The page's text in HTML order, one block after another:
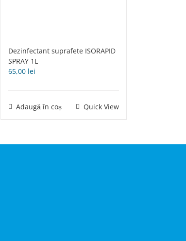
Dezinfectant suprafete ISORAPID
SPRAY 1L
65,00 lei
Adaugă în coș Quick View